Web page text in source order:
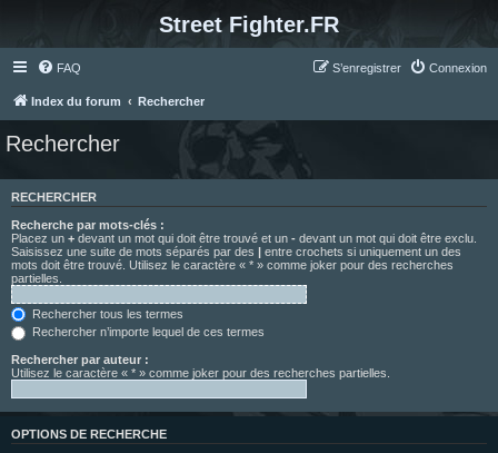
Street Fighter.FR
FAQ Connexion
S’enregistrer
Index du forum Rechercher
Rechercher
RECHERCHER
Recherche par mots-clés :
Placez un + devant un mot qui doit être trouvé et un - devant un mot qui doit être exclu.
Saisissez une suite de mots séparés par des | entre crochets si uniquement un des
mots doit être trouvé. Utilisez le caractère « * » comme joker pour des recherches
partielles.
Rechercher tous les termes
Rechercher n’importe lequel de ces termes
Rechercher par auteur :
Utilisez le caractère « * » comme joker pour des recherches partielles.
OPTIONS DE RECHERCHE